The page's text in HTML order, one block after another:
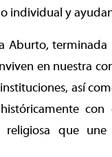
individual y
Aburto, terminada
en nuestra
así
con
que une